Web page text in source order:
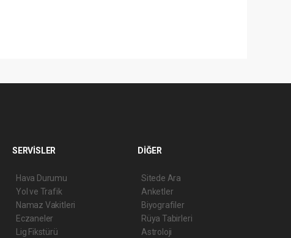
SERVİSLER
Hava Durumu
Yol ve Trafik
Namaz Vakitleri
Eczaneler
Lig Fikstürü
DİĞER
Sitede Ara
Anketler
Biyografiler
Rüya Tabirleri
Astroloji